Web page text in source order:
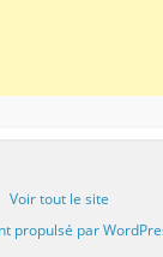
Voir tout le site
propulsé par